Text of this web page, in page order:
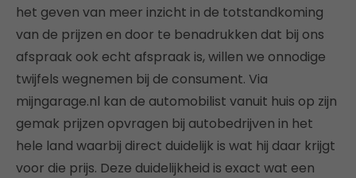
het geven van meer inzicht in de totstandkoming
van de prijzen en door te benadrukken dat bij ons
afspraak ook echt afspraak is, willen we onnodige
twijfels wegnemen bij de consument. Via
mijngarage.nl kan de automobilist vanuit huis op zijn
gemak prijzen opvragen bij autobedrijven in het
hele land waarbij direct duidelijk is wat hij daar krijgt
voor die prijs. Deze duidelijkheid is exact wat een